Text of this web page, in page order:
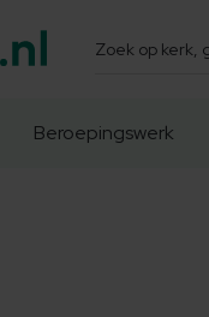
Zoeken
Beroepingswerk